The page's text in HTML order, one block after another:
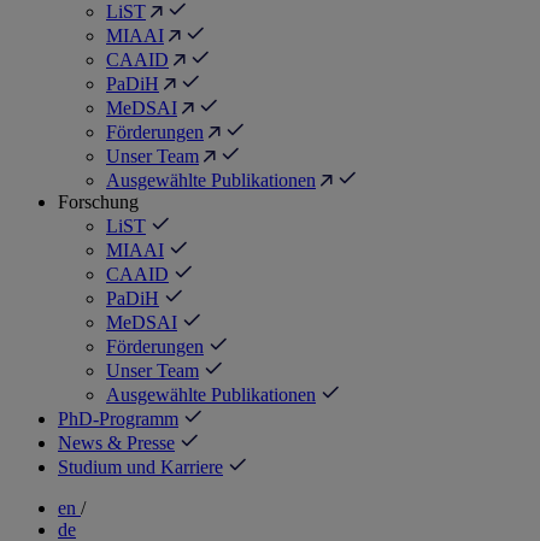
LiST
MIAAI
CAAID
PaDiH
MeDSAI
Förderungen
Unser Team
Ausgewählte Publikationen
Forschung
LiST
MIAAI
CAAID
PaDiH
MeDSAI
Förderungen
Unser Team
Ausgewählte Publikationen
PhD-Programm
News & Presse
Studium und Karriere
en /
de